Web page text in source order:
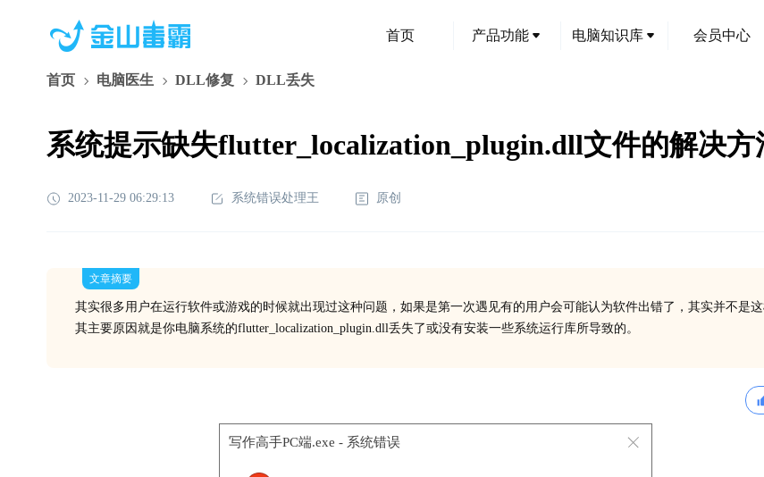
首页 产品功能 电脑知识库 会员中心
首页 电脑医生 DLL修复 DLL丢失
系统提示缺失flutter_localization_plugin.dll文件的解决方
2023-11-29 06:29:13 系统错误处理王 原创
文章摘要
其实很多用户在运行软件或游戏的时候就出现过这种问题，如果是第一次遇见有的用户会可能认为软件出错了，其实并不是这
其主要原因就是你电脑系统的flutter_localization_plugin.dll丢失了或没有安装一些系统运行库所导致的。
写作高手PC端.exe - 系统错误